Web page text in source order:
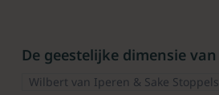
De geestelijke dimensie
Wilbert van Iperen & Sake Stoppels